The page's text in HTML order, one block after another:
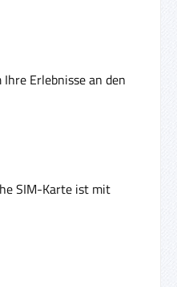
Erlebnisse an den
SIM-Karte ist mit